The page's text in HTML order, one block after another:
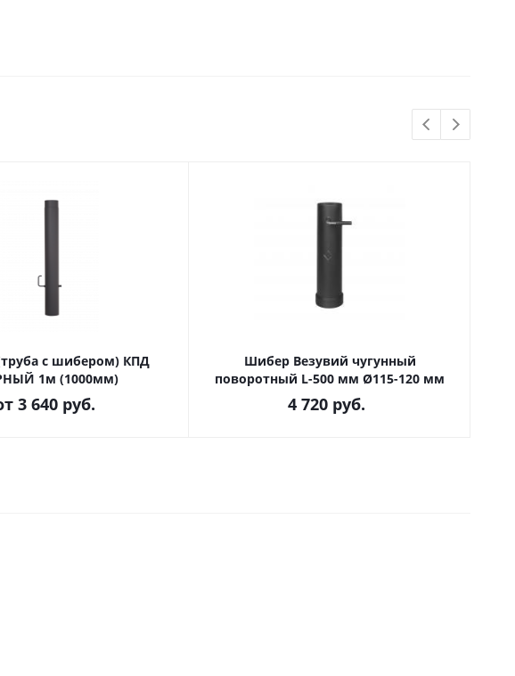
с шибером) КПД
1м (1000мм)
3 640 руб.
Шибер Везувий чугунный
поворотный L-500 мм Ø115-120 мм
4 720 руб.